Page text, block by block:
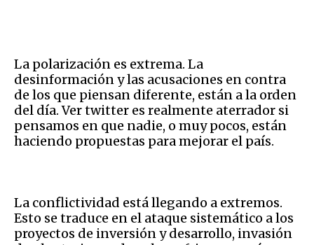
La polarización es extrema. La
desinformación y las acusaciones en contra
de los que piensan diferente, están a la orden
del día. Ver twitter es realmente aterrador si
pensamos en que nadie, o muy pocos, están
haciendo propuestas para mejorar el país.
La conflictividad está llegando a extremos.
Esto se traduce en el ataque sistemático a los
proyectos de inversión y desarrollo, invasión